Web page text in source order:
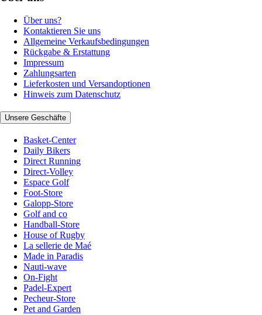
Über uns?
Kontaktieren Sie uns
Allgemeine Verkaufsbedingungen
Rückgabe & Erstattung
Impressum
Zahlungsarten
Lieferkosten und Versandoptionen
Hinweis zum Datenschutz
Unsere Geschäfte
Basket-Center
Daily Bikers
Direct Running
Direct-Volley
Espace Golf
Foot-Store
Galopp-Store
Golf and co
Handball-Store
House of Rugby
La sellerie de Maé
Made in Paradis
Nauti-wave
On-Fight
Padel-Expert
Pecheur-Store
Pet and Garden